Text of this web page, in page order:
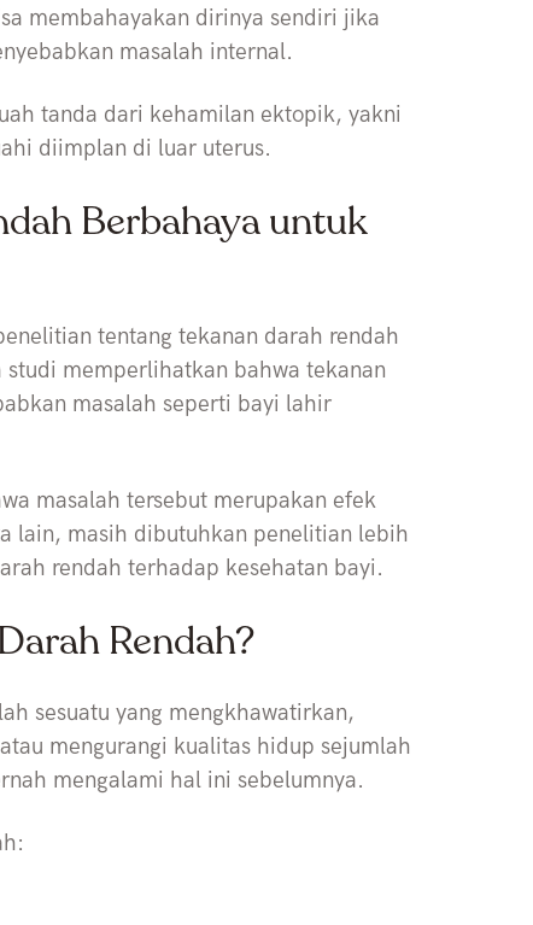
membahayakan dirinya sendiri jika
masalah internal.
tanda dari kehamilan ektopik, yakni
diimplan di luar uterus.
Berbahaya untuk
tentang tekanan darah rendah
memperlihatkan bahwa tekanan
masalah seperti bayi lahir
masalah tersebut merupakan efek
lain, masih dibutuhkan penelitian lebih
rendah terhadap kesehatan bayi.
Rendah?
sesuatu yang mengkhawatirkan,
mengurangi kualitas hidup sejumlah
mengalami hal ini sebelumnya.